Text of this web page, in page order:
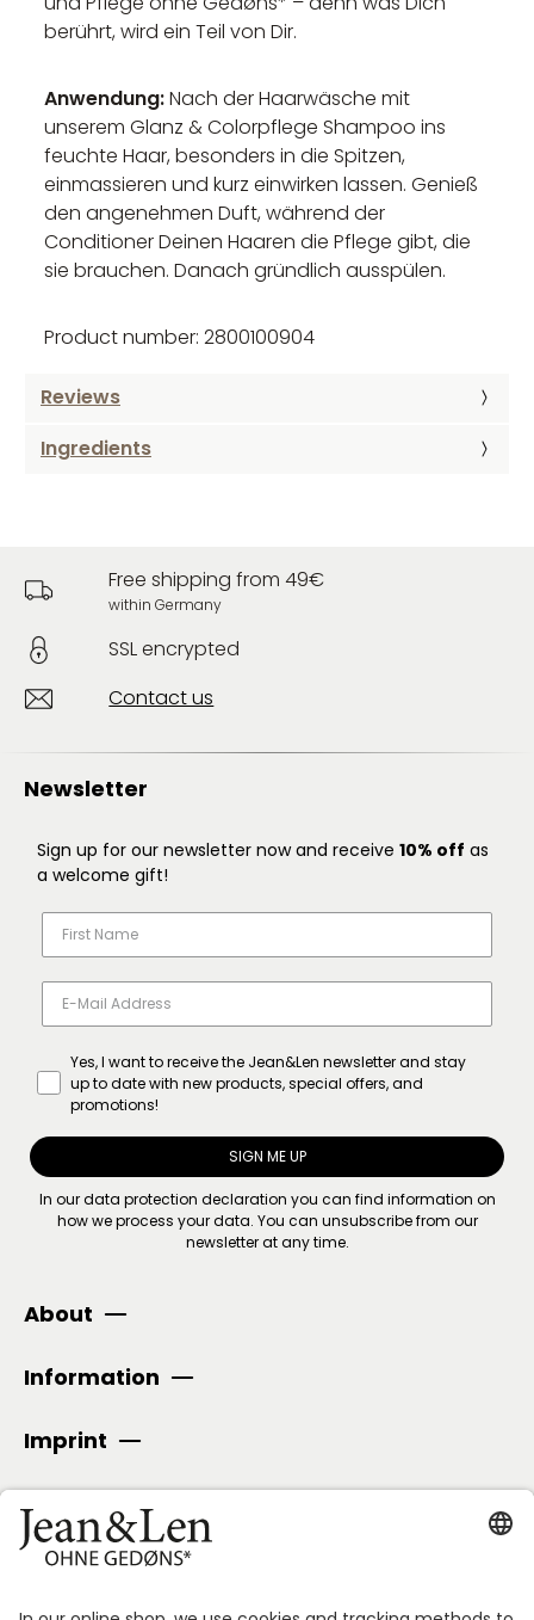
berührt, wird ein Teil von Dir.
Anwendung:Nach der Haarwäsche mit
unserem Glanz & Colorpflege Shampoo ins
feuchte Haar, besonders in die Spitzen,
einmassieren und kurz einwirken lassen. Genieß
den angenehmen Duft, während der
Conditioner Deinen Haaren die Pflege gibt, die
sie brauchen. Danach gründlich ausspülen.
Product number: 2800100904
Reviews
Ingredients
Free shipping from 49€
within Germany
SSL encrypted
Contact us
Newsletter
Sign up for our newsletter now and receive 10% off as
a welcome gift!
Yes, I want to receive the Jean&Len newsletter and stay
up to date with new products, special offers, and
promotions!
SIGN ME UP
In ourdata protection declaration you can find information on
how we process your data. You can unsubscribe from our
newsletter at any time.
About
Information
Imprint
SECURE PAYMENT